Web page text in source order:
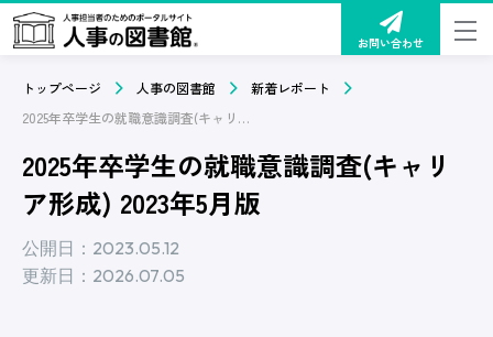
お問い合わせ
トップページ 人事の図書館
新着レポート
2025年卒学生の就職意識調査(キャリア形成) 2023年5月版
2025年卒学生の就職意識調査(キャリ
ア形成) 2023年5月版
公開日：2023.05.12
更新日：2026.07.05